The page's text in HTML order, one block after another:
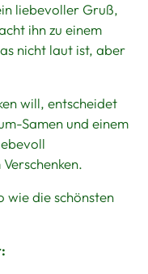
liebevoller Gruß,
ihn zu einem
nicht laut ist, aber
will, entscheidet
Samen und einem
wie die schönsten